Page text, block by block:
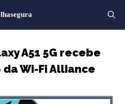
A51 5G recebe
Wi-Fi Alliance